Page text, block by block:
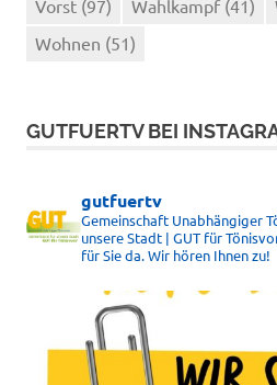
Vorst (97) Wahlkampf (41)
Wohnen (51)
GUTFUERTV BEI
gutfuertv
Gemeinschaft Unabhängiger
unsere Stadt | GUT für
für Sie da. Wir hören Ihnen zu!